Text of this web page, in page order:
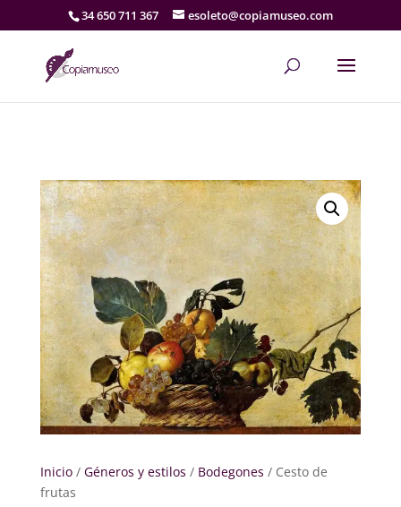
34 650 711 367 esoleto@copiamuseo.com
Inicio/ Géneros y estilos / Bodegones / Cesto de
frutas